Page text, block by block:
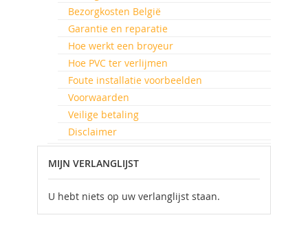
Bezorgkosten België
Garantie en reparatie
Hoe werkt een broyeur
Hoe PVC ter verlijmen
Foute installatie voorbeelden
Voorwaarden
Veilige betaling
Disclaimer
MIJN VERLANGLIJST
U hebt niets op uw verlanglijst staan.